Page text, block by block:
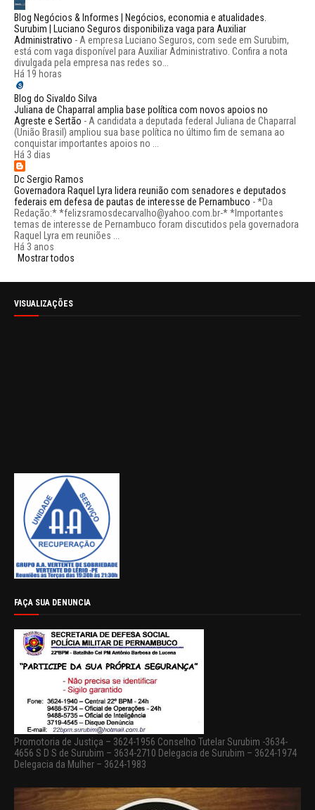
Blog Negócios & Informes | Negócios, economia e atualidades.
Surubim | Luciano Seguros disponibiliza vaga para Auxiliar
Administrativo - A empresa Luciano Seguros, com sede em Surubim,
está com vaga disponível para Auxiliar Administrativo. Confira a nota
divulgada pela empresa nas redes so...
Há 19 horas
Blog do Sivaldo Silva
Juliana de Chaparral amplia base política com novos apoios no
Agreste e Sertão - A candidata a deputada federal Juliana de Chaparral
(União Brasil) ampliou sua base política no último fim de semana ao
conquistar importantes apoios no ...
Há 3 dias
Dc Sergio Ramos
Governadora Raquel Lyra lidera reunião com senadores e deputados
federais em defesa de pautas de interesse de Pernambuco -*Da
Redação:* *felizsramosdecarvalho@yahoo.com.br-* *Importantes
temas de interesse de Pernambuco foram discutidos pela governadora
Raquel Lyra em reuniões ...
Há 3 anos
Mostrar todos
VISUALIZAÇÕES
FAÇA SUA DENUNCIA
Promotoria de Justiça – 3624-1956 Conselho Tutelar Surubim -3634-
4656 S D S de Surubim – 3634-2710 Delegacia de Surubim – 3624-1974
Delegacia da Mulher – 3624-1983